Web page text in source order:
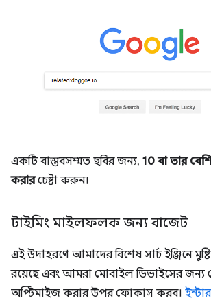
একটি বাস্তবসম্মত ছবির জন্য, 10 বা তার
করারচেষ্টা করুন।
টাইমিং মাইলফলক জন্য বাজেট
এই উদাহরণে আমাদের বিশেষ সার্চ ইঞ্জিনে
রয়েছে এবং আমরা মোবাইল ডিভাইসের
অপ্টিমাইজ করার উপর ফোকাস করব।